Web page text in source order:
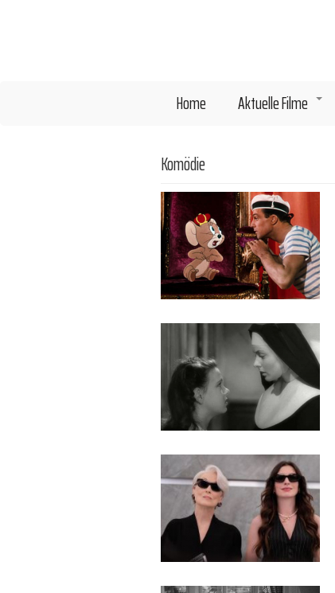
Home +
Aktuelle Filme
Komödie